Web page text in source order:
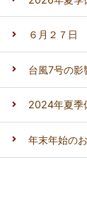
６月２７日
台風7号の影
2024年夏季
年末年始の